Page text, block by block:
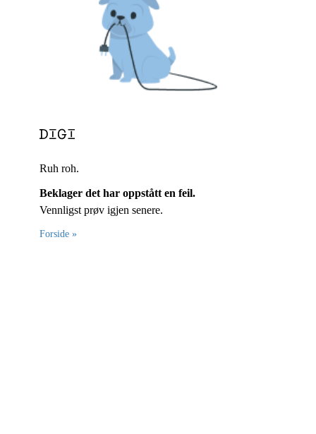
Ruh roh.
Beklager det har oppstått en feil.
Vennligst prøv igjen senere.
Forside »